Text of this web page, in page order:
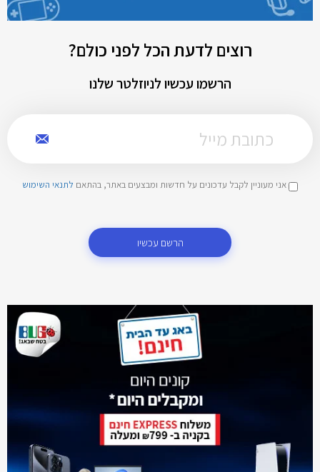
רוצים לדעת הכל לפני כולם?
הרשמו עכשיו לניוזלטר שלנו
אני מעוניין לקבל עדכונים על חדשות ומבצעים באתר, בהתאם לתנאי השימוש
הרשם עכשיו